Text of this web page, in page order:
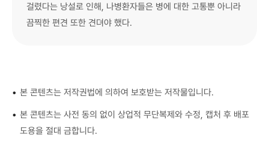
걸렸다는 낭설로 인해, 나병환자들은 병에 대한 고통뿐 아니라
끔찍한 편견 또한 견뎌야 했다.
• 본 콘텐츠는 저작권법에 의하여 보호받는 저작물입니다.
• 본 콘텐츠는 사전 동의 없이 상업적 무단복제와 수정, 캡처 후 배포
도용을 절대 금합니다.